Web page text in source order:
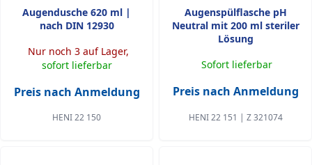
Augendusche 620 ml |
nach DIN 12930
Nur noch 3 auf Lager,
sofort lieferbar
Preis nach Anmeldung
HENI 22 150
Augenspülflasche pH
Neutral mit 200 ml steriler
Lösung
Sofort lieferbar
Preis nach Anmeldung
HENI 22 151 | Z 321074